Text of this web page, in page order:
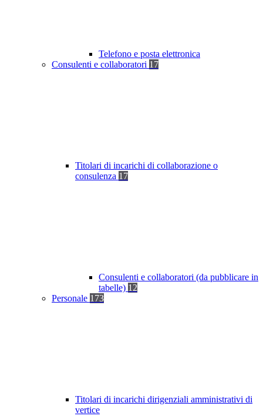
Telefono e posta elettronica
Consulenti e collaboratori 17
Titolari di incarichi di collaborazione o
consulenza 17
Consulenti e collaboratori (da pubblicare in
tabelle) 12
Personale 173
Titolari di incarichi dirigenziali amministrativi di
vertice